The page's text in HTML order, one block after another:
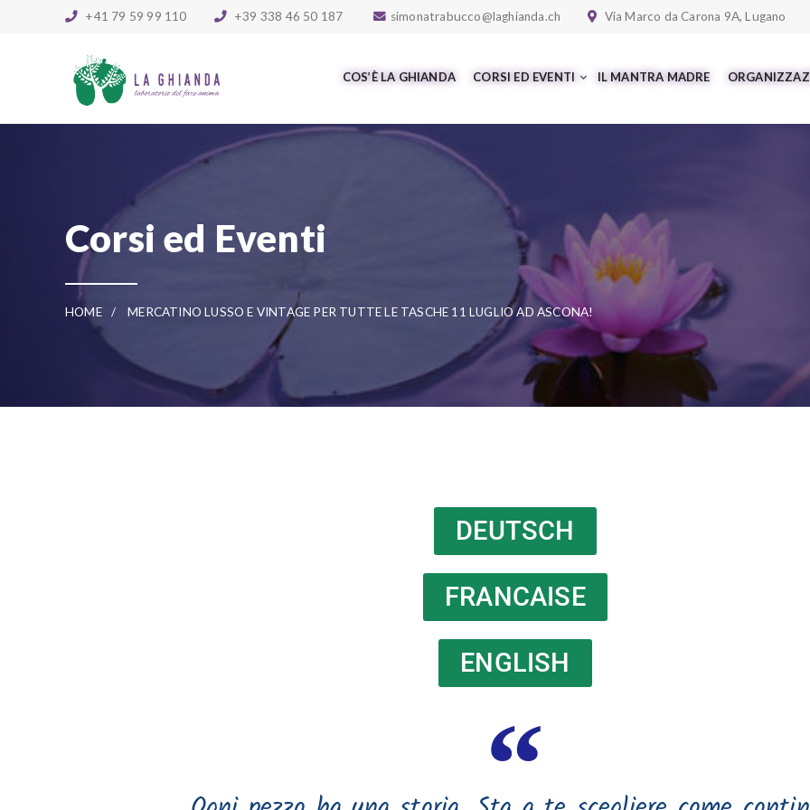
Skip to main content+41 79 59 99 110 +39 338 46 50 187 simonatrabucco@laghianda.ch Via Marco da Carona 9A, Lugano
COS’È LA GHIANDA CORSI ED EVENTI IL MANTRA MADRE
Corsi ed Eventi
HOME MERCATINO LUSSO E VINTAGE PER TUTTE LE TASCHE 11 LUGLIO AD ASCONA!
DEUTSCH
FRANCAISE
ENGLISH